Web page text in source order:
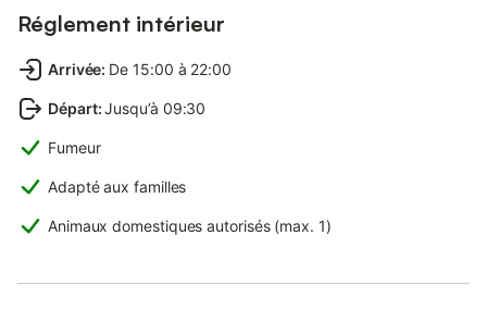
Réglement intérieur
Arrivée: De 15:00 à 22:00
Départ:Jusqu’à 09:30
Fumeur
Adapté aux familles
Animaux domestiques autorisés (max. 1)